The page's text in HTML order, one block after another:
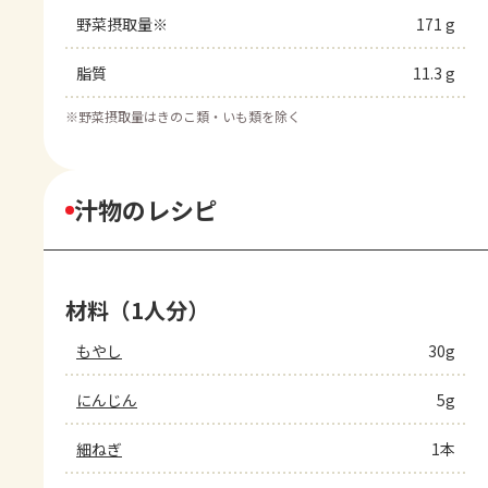
野菜摂取量※ 171 g
脂質 11.3 g
※野菜摂取量はきのこ類・いも類を除く
汁物のレシピ
材料（1人分）
もやし 30g
にんじん 5g
細ねぎ 1本